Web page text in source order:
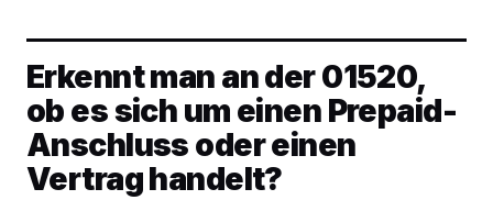
Erkennt man an der 01520,
ob es sich um einen Prepaid-
Anschluss oder einen
Vertrag handelt?